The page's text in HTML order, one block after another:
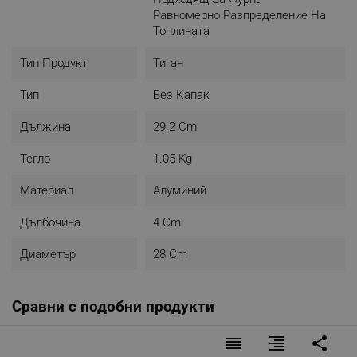
Равномерно Разпределение На
Топлината
Тип Продукт Тиган
Тип Без Капак
Дължина 29.2 Cm
Тегло 1.05 Kg
Материал Алуминий
Дълбочина 4 Cm
Диаметър 28 Cm
Сравни с подобни продукти
reorder format_align_right share